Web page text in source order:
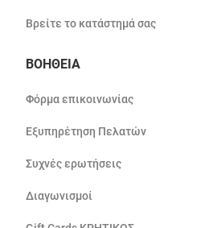
Βρείτε το κατάστημά σας
ΒΟΗΘΕΙΑ
Φόρμα επικοινωνίας
Εξυπηρέτηση Πελατών
Συχνές ερωτήσεις
Διαγωνισμοί